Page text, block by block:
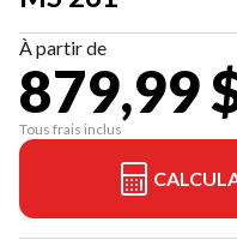
À partir de
879,99
Tous frais inclus